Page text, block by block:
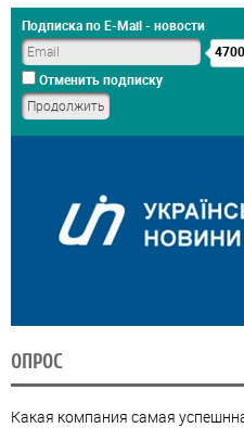
Подписка по E-Mail - новости
4700
Отменить подписку
ОПРОС
Какая компания самая